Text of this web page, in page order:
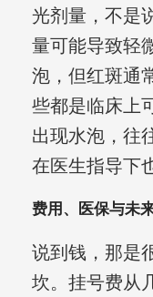
光剂量，不是
量可能导致轻
泡，但红斑通
些都是临床上
出现水泡，往
在医生指导下
费用、医保与未
说到钱，那是
坎。挂号费从